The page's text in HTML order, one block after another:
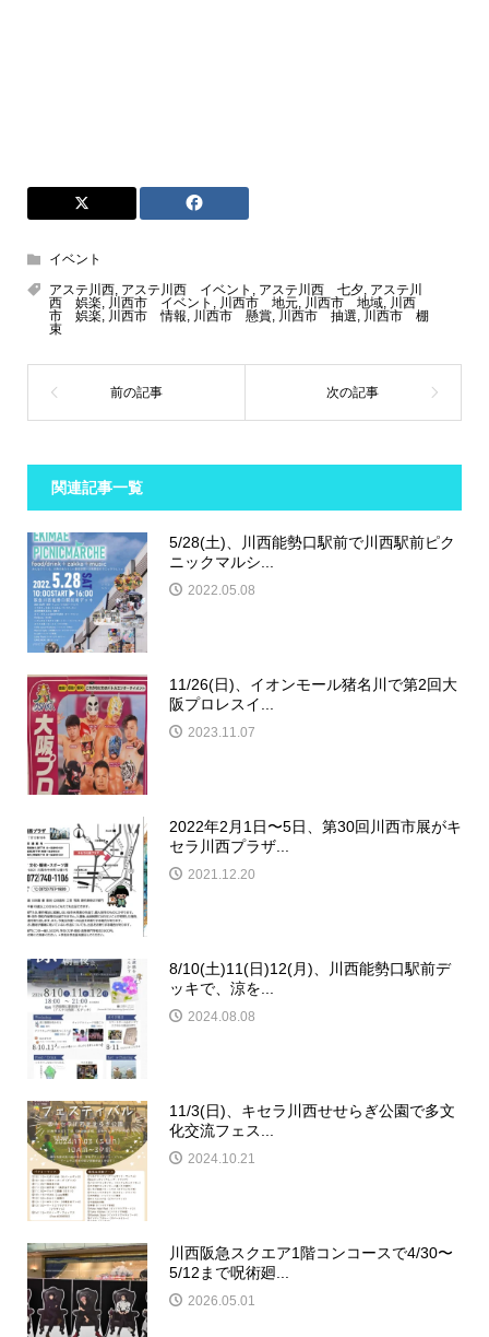
イベント
アステ川西, アステ川西 イベント アステ川西 七夕, アステ川
西 娯楽, 川西市 イベント 川西市 地元, 川西市 地域, 川西
市 娯楽, 川西市 情報 川西市 懸賞, 川西市 抽選
川西市 棚
束
関連記事一覧
5/28(土)、川西能勢口駅前で川西駅前ピク
ニックマルシ...
2022.05.08
11/26(日)、イオンモール猪名川で第2回大
阪プロレスイ...
2023.11.07
2022年2月1日〜5日、第30回川西市展がキ
セラ川西プラザ...
2021.12.20
8/10(土)11(日)12(月)、川西能勢口駅前デ
ッキで、涼を...
2024.08.08
11/3(日)、キセラ川西せせらぎ公園で多文
化交流フェス...
2024.10.21
川西阪急スクエア1階コンコースで4/30〜
5/12まで呪術廻...
2026.05.01